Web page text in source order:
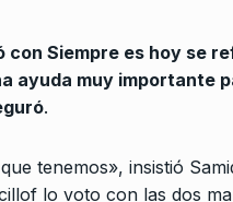
Siempre es hoy se
ayuda muy importante
.
tenemos», insistió
lo voto con las dos
Verbitsky en
De 2024